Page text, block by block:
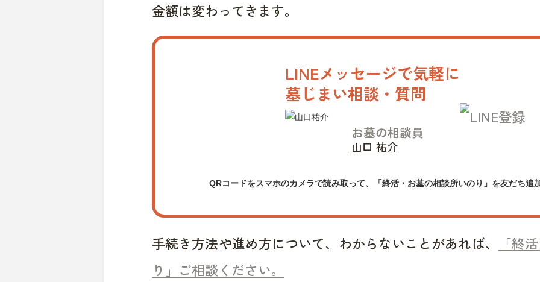
金額は変わってきます。
LINEメッセージで気軽に
墓じまい相談・質問
お墓の相談員
山口 祐介
QRコードをスマホのカメラで読み取って、「終活・お墓の相談所いのり」を友だち追
手続き方法や進め方について、わからないことがあれば、
「終
り」ご相談ください。